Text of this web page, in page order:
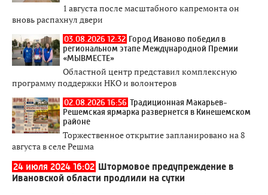
1 августа после масштабного капремонта он
вновь распахнул двери
03.08.2026 12:32 Город Иваново победил в
региональном этапе Международной Премии
«МЫВМЕСТЕ»
Областной центр представил комплексную
программу поддержки НКО и волонтеров
02.08.2026 16:56 Традиционная Макарьев-
Решемская ярмарка развернется в Кинешемском
районе
Торжественное открытие запланировано на 8
августа в селе Решма
24 июля 2024 16:02 Штормовое предупреждение в
Ивановской области продлили на сутки